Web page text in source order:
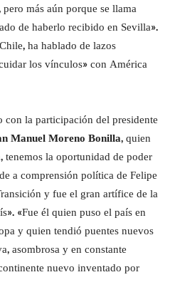
más aún porque se llama
de haberlo recibido en Sevilla».
ha hablado de lazos
los vínculos» con América
la participación del presidente
Manuel Moreno Bonilla, quien
la oportunidad de poder
a comprensión política de Felipe
y fue el gran artífice de la
«Fue él quien puso el país en
y quien tendió puentes nuevos
asombrosa y en constante
nuevo inventado por